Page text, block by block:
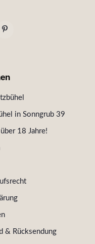
in Sonngrub 39
18 Jahre!
& Rücksendung